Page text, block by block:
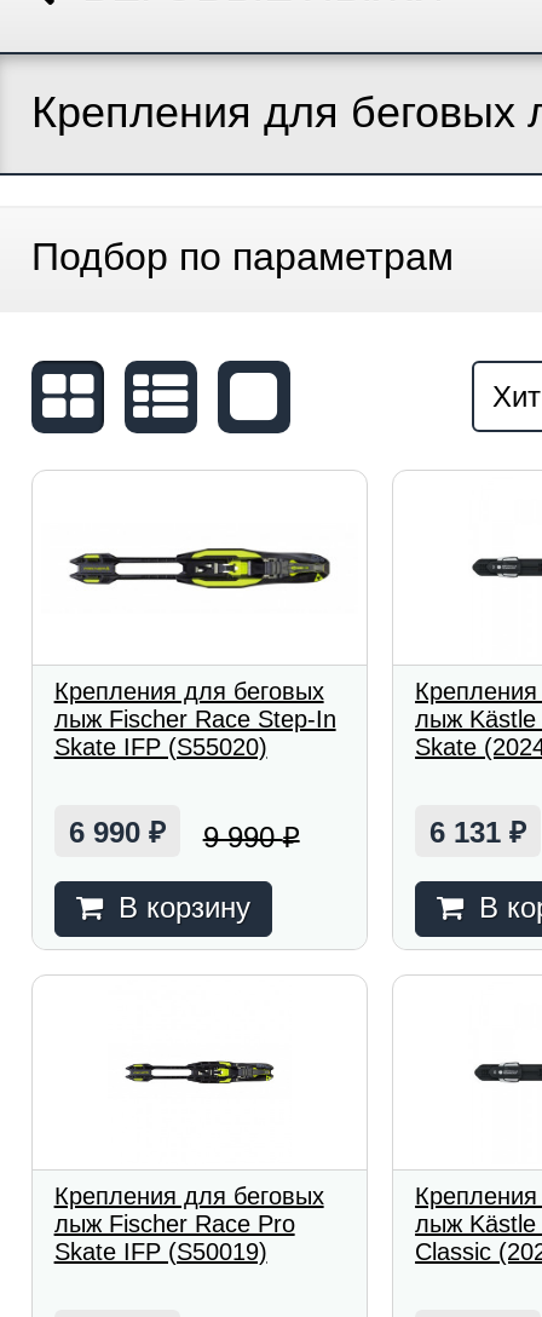
Крепления для беговых
Подбор по параметрам
Крепления для беговых
лыж Fischer Race Step-In
Skate IFP (S55020)
6 990 ₽ 9 990₽
В корзину
лыж Kästle
Skate
6 131₽
В
Крепления для беговых
лыж Fischer Race Pro
Skate IFP (S50019)
лыж Kästle
Classic